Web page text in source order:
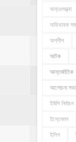
অন্তঃসত্ত্বা
অভিভাবক
অশ্লীল
আটক
আন্তর্জাতিক
আলোচনা সভা
ইউপি নির্বাচন
ইন্তেকাল
ইলিশ